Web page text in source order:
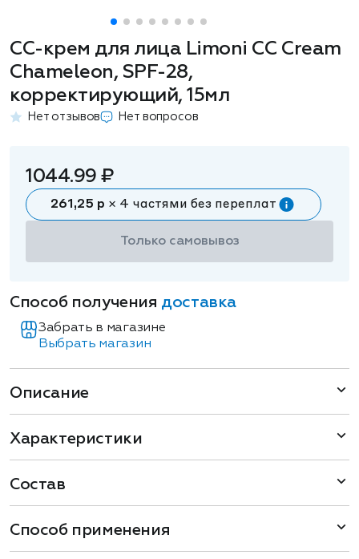
CC-крем для лица Limoni CC Cream
Chameleon, SPF-28,
корректирующий, 15мл
Нет отзывов Нет вопросов
1044.99 ₽
261,25 р × 4 частями без переплат
Только самовывоз
Способ получения доставка
Забрать в магазине
Выбрать магазин
Описание
Характеристики
Состав
Способ применения